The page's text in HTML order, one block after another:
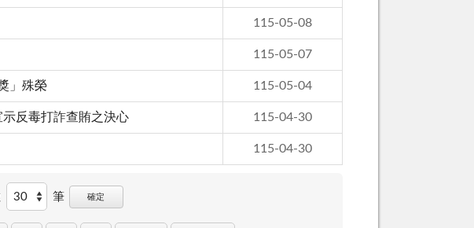
115-05-08
115-05-07
」殊榮 115-05-04
反毒打詐查賄之決心 115-04-30
115-04-30
筆 確定